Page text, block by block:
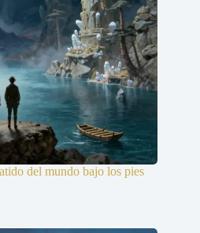
del mundo bajo los pies